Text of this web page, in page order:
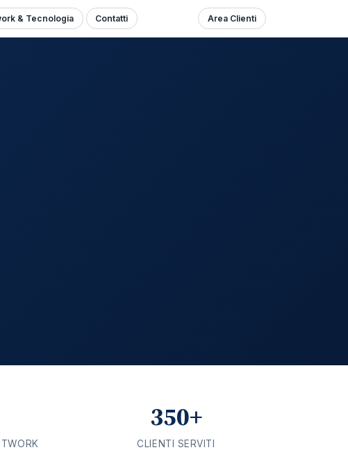
& Tecnologia Contatti Area Clienti
350+
CLIENTI SERVITI